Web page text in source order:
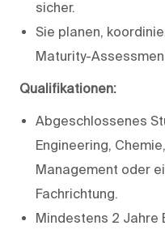
sicher.
Sie planen,
Maturity-
Qualifikationen:
Abgeschlossenes
Engineering,
Management oder
Fachrichtung.
Mindestens 2 Jahre